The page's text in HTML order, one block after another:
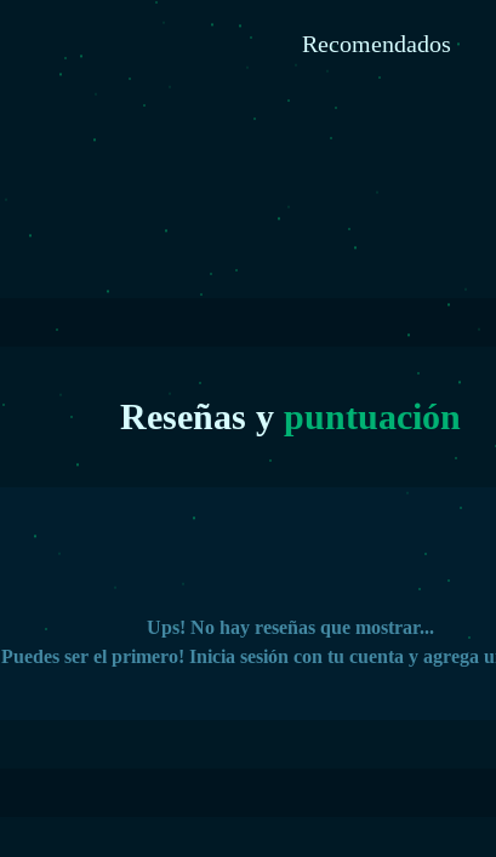
Recomendados
Reseñas y puntuación
Ups! No hay reseñas que mostrar...
Puedes ser el primero! Inicia sesión con tu cuenta y agrega